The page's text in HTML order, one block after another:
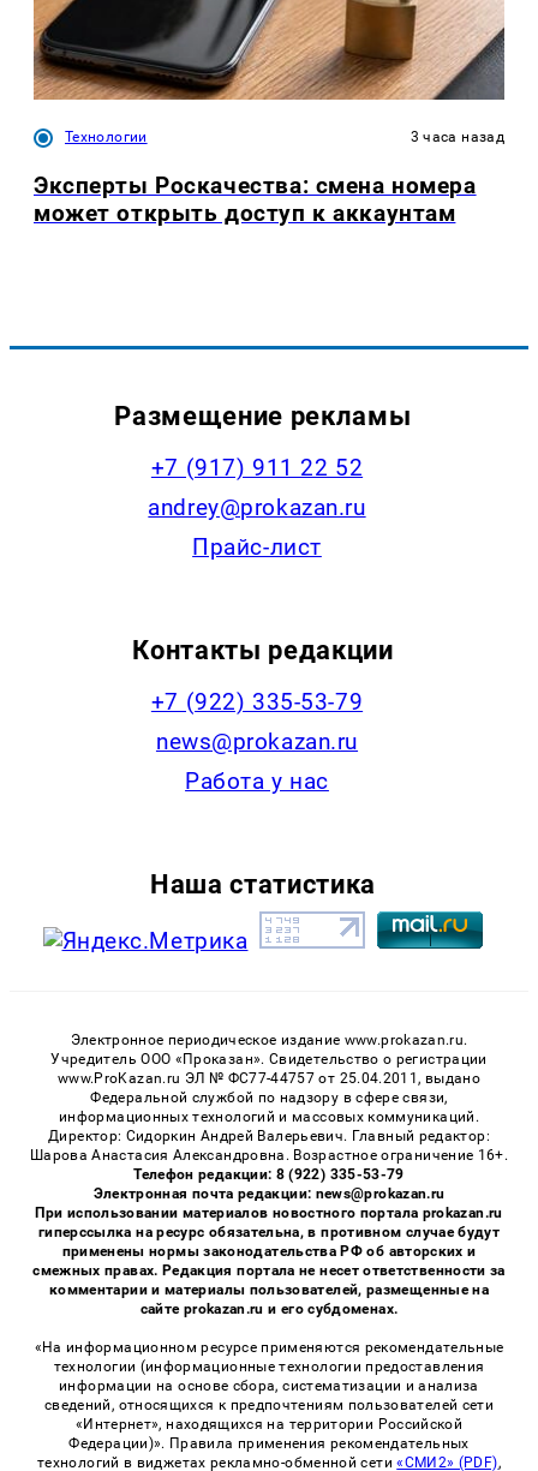
Технологии 3 часа назад
Эксперты Роскачества: смена номера
может открыть доступ к аккаунтам
Размещение рекламы
+7 (917) 911 22 52
andrey@prokazan.ru
Прайс-лист
Контакты редакции
+7 (922) 335-53-79
news@prokazan.ru
Работа у нас
Наша статистика
Электронное периодическое издание www.prokazan.ru.
Учредитель ООО «Проказан». Cвидетельство о регистрации
www.ProKazan.ru ЭЛ № ФС77-44757 от 25.04.2011, выдано
Федеральной службой по надзору в сфере связи,
информационных технологий и массовых коммуникаций.
Директор: Сидоркин Андрей Валерьевич. Главный редактор:
Шарова Анастасия Александровна. Возрастное ограничение 16+.
Телефон редакции: 8 (922) 335-53-79
Электронная почта редакции: news@prokazan.ru
При использовании материалов новостного портала prokazan.ru
гиперссылка на ресурс обязательна, в противном случае будут
применены нормы законодательства РФ об авторских и
смежных правах. Редакция портала не несет ответственности за
комментарии и материалы пользователей, размещенные на
сайте prokazan.ru и его субдоменах.
«На информационном ресурсе применяются рекомендательные
технологии (информационные технологии предоставления
информации на основе сбора, систематизации и анализа
сведений, относящихся к предпочтениям пользователей сети
«Интернет», находящихся на территории Российской
Федерации)». Правила применения рекомендательных
технологий в виджетах рекламно-обменной сети«СМИ2» (PDF),